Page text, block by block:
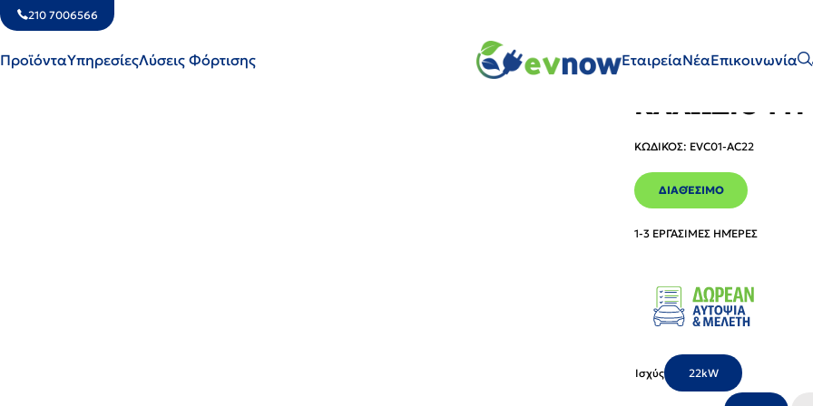
210 7006566
ΠροϊόνταΥπηρεσίεςΛύσεις Φόρτισης ΕταιρείαΝέαΕπικοινωνία
WALLBOX
ΚΑΛΏΔΙΟ
ΚΩΔΙΚΌΣ: EVC01-AC22
ΔΙΑΘΈΣΙΜΟ
1-3 ΕΡΓΆΣΙΜΕΣ ΗΜΈΡΕΣ
Ισχύς 22kW